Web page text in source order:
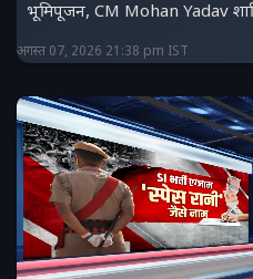
भूमिपूजन, CM Mohan Yadav
अगस्त 07, 2026 21:38 pm IST